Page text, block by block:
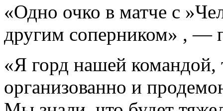
«Одно очко в матче с
другим соперником» , —
«Я горд нашей командой,
организованно и